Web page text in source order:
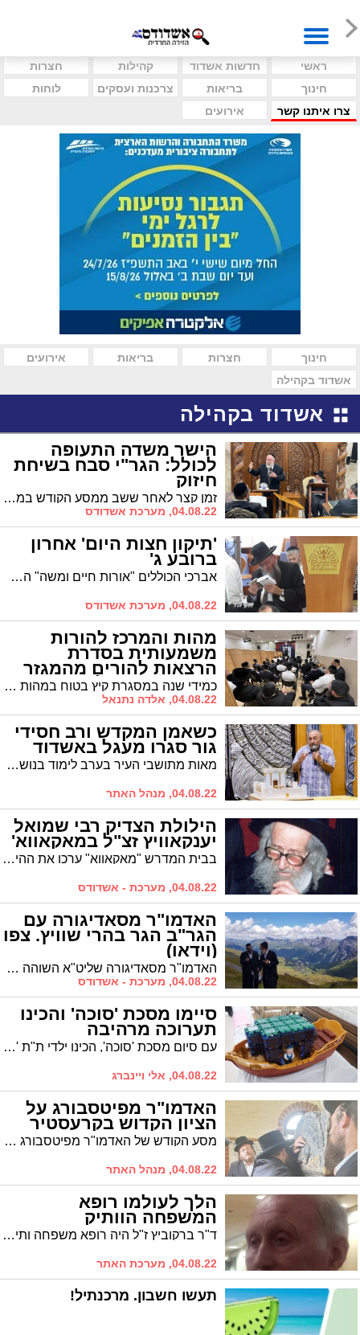
ראשי חדשות אשדוד קהילות
חצרות
חינוך
בריאות צרכנות ועסקים
לוחות
צרו איתנו קשר
אירועים
חינוך חצרות בריאות
אירועים
אשדוד בקהילה
אשדוד בקהילה
הישר משדה התעופה
לכולל: הגר"י סבח בשיחת
חיזוק
זמן קצר לאחר ששב ממסע הקודש במרוקו, מגיד מישרים הרה"ג ר' יהודה סבח רו"כ "תפארת דוד" ומסר דברי חיזוק והתעוררות בפני האברכים לקראת סוף זמן קיץ
04.08.22, מערכת אשדודס
'תיקון חצות היום' אחרון
ברובע ג'
אברכי הכוללים "אורות חיים ומשה" השתתפו באמירת תיקון חצות עם ראשי הכוללים בבית המדרש המרכזי
04.08.22, מערכת אשדודס
מהות והמרכז להורות
משמעותית בסדרת
הרצאות להורים מהמגזר
החרדי כהכנה לחופשת
הקיץ
כמידי שנה במסגרת קיץ בטוח במהות והמרכז להורות משמעותית קיימו סדרת הרצאות להורים מהמגזר החרדי כהכנה לחופשת הקיץ וחזרה לשגרה בנושא ״סמכות הורית באיכות״.
04.08.22, אלדה נתנאל
כשאמן המקדש ורב חסידי
גור סגרו מעגל באשדוד
מאות מתושבי העיר בערב לימוד בנושא המקדש, לאור הוראת כ"ק אדמו"ר מליובאוויטש זי"ע
04.08.22, מנהל האתר
הילולת הצדיק רבי שמואל
יענקאוויץ זצ"ל במאקאווא'
בבית המדרש "מאקאווא" ערכו את ההילולא במלאת י"ג שנים לפטירתו של הצדיק פועל ישועות בקרב הארץ רבי שמואל יענקאוויץ זצ"ל
04.08.22, מערכת - אשדודס
האדמו"ר מסאדיגורה עם
הגר"ב הגר בהרי שוויץ. צפו
(וידאו)
האדמו"ר מסאדיגורה שליט"א השוהה למנוחה בשוויץ נפגש עם הגר"ב הגר רב דקהל יראים אשדוד. צפו בתמונות ממעמד ה'לחיים' שנערך ביומא דהילולא של האר"י הקדוש
04.08.22, מערכת - אשדודס
סיימו מסכת 'סוכה' והכינו
תערוכה מרהיבה
עם סיום מסכת 'סוכה', הכינו ילדי ת"ת 'הכלל חסידי' תערוכה מרהיבה שבה המחישו את סוגי הסוכות המובאות במשנה. צפו ותיהנו
04.08.22, אלי ויינברג
האדמו"ר מפיטסבורג על
הציון הקדוש בקרעסטיר
מסע הקודש של האדמו"ר מפיטסבורג באירופה נמשך. אתמול השתטח האדמו"ר על הציון הקדוש בקרעסטיר שם טמון הצדיק רבי ישעיה בן רבי משה זצ"ל כשהוא מעתיר במקום המסוגל לישועת כלל ישראל. צפו בניגוני הקודש
04.08.22, מנהל האתר
הלך לעולמו רופא
המשפחה הוותיק
ד"ר ברקוביץ ז"ל היה רופא משפחה ותיק ואהוב בקופת החולים כללית. הבוקר הוא הובא למנוחות בבית העלמין באשדוד. ד"ר חיים ברקוביץ, בנו: "כל מה שרציתי בחיים זה להיות כמוך"
04.08.22, מערכת האתר
תעשו חשבון. מרכנתיל!